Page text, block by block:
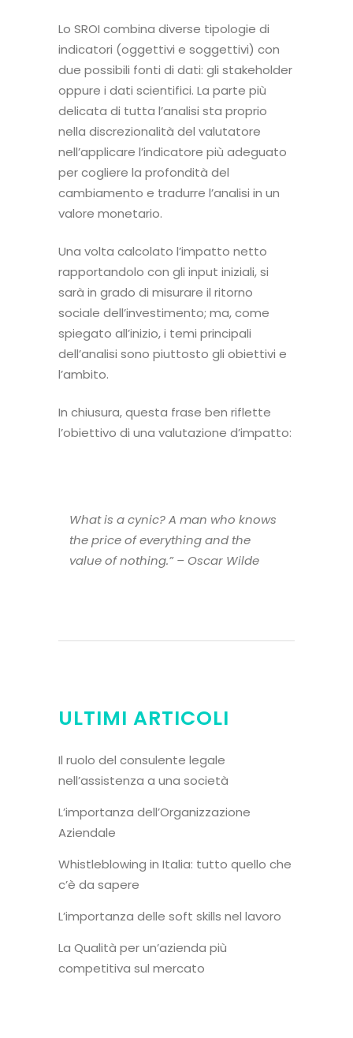
Lo SROI combina diverse tipologie di
indicatori (oggettivi e soggettivi) con
due possibili fonti di dati: gli stakeholder
oppure i dati scientifici. La parte più
delicata di tutta l’analisi sta proprio
nella discrezionalità del valutatore
nell’applicare l’indicatore più adeguato
per cogliere la profondità del
cambiamento e tradurre l’analisi in un
valore monetario.
Una volta calcolato l’impatto netto
rapportandolo con gli input iniziali, si
sarà in grado di misurare il ritorno
sociale dell’investimento; ma, come
spiegato all’inizio, i temi principali
dell’analisi sono piuttosto gli obiettivi e
l’ambito.
In chiusura, questa frase ben riflette
l’obiettivo di una valutazione d’impatto:
What is a cynic? A man who knows
the price of everything and the
value of nothing.” – Oscar Wilde
ULTIMI ARTICOLI
Il ruolo del consulente legale
nell’assistenza a una società
L’importanza dell’Organizzazione
Aziendale
Whistleblowing in Italia: tutto quello che
c’è da sapere
L’importanza delle soft skills nel lavoro
La Qualità per un’azienda più
competitiva sul mercato